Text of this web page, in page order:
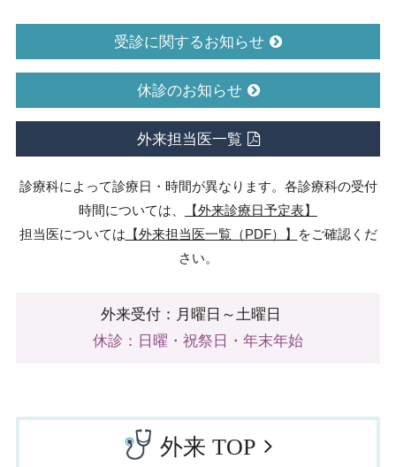
受診に関するお知らせ
休診のお知らせ
外来担当医一覧
診療科によって診療日・時間が異なります。各診療科の受付
時間については、
【外来診療日予定表】
担当医については 【外来担当医一覧（PDF）】
をご確認くだ
さい。
外来受付：月曜日～土曜日
休診：日曜・祝祭日・年末年始
外来 TOP